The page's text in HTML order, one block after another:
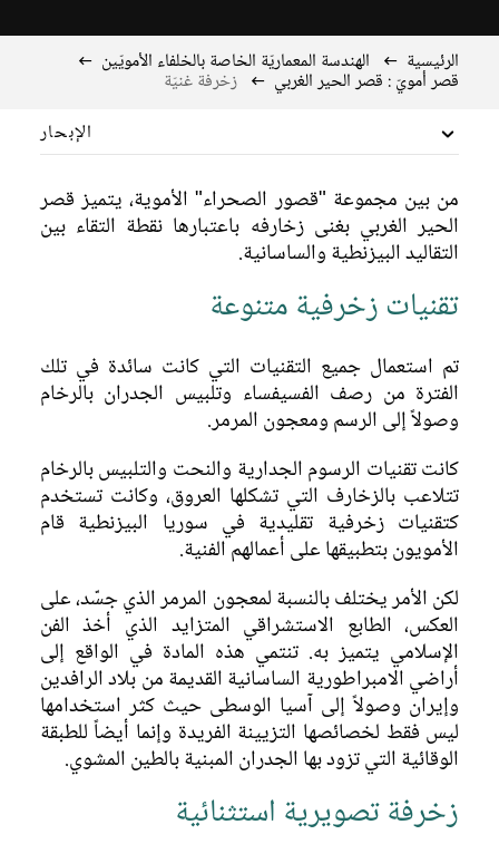
الرئيسية الهندسة المعماريّة الخاصة بالخلفاء الأمويّين
قصر أمويّ : قصر الحير الغربي
زخرفة غنيّة
الإبحار
موقع مخصّص للحكم
من بين مجموعة "قصور الصحراء" الأموية، يتميز قصر
الحير الغربي بغنى زخارفه باعتبارها نقطة التقاء بين
التقاليد البيزنطية والساسانية.
تقنيات زخرفية متنوعة
تم استعمال جميع التقنيات التي كانت سائدة في تلك
الفترة من رصف الفسيفساء وتلبيس الجدران بالرخام
وصولاً إلى الرسم ومعجون المرمر.
كانت تقنيات الرسوم الجدارية والنحت والتلبيس بالرخام
تتلاعب بالزخارف التي تشكلها العروق، وكانت تستخدم
كتقنيات زخرفية تقليدية في سوريا البيزنطية قام
الأمويون بتطبيقها على أعمالهم الفنية.
لكن الأمر يختلف بالنسبة لمعجون المرمر الذي جسّد، على
العكس، الطابع الاستشراقي المتزايد الذي أخذ الفن
الإسلامي يتميز به. تنتمي هذه المادة في الواقع إلى
أراضي الامبراطورية الساسانية القديمة من بلاد الرافدين
وإيران وصولاً إلى آسيا الوسطى حيث كثر استخدامها
ليس فقط لخصائصها التزيينة الفريدة وإنما أيضاً للطبقة
الوقائية التي تزود بها الجدران المبنية بالطين المشوي.
زخرفة تصويرية استثنائية